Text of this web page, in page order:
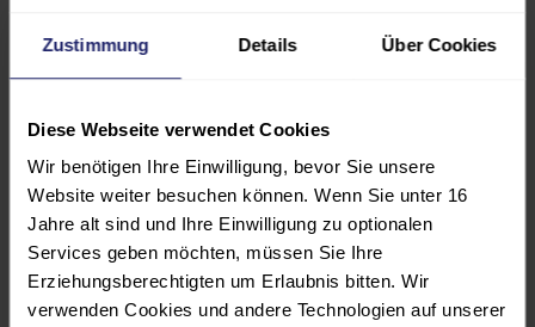
Zustimmung Details Über Cookies
Diese Webseite verwendet Cookies
Wir benötigen Ihre Einwilligung, bevor Sie unsere
Website weiter besuchen können. Wenn Sie unter 16
Jahre alt sind und Ihre Einwilligung zu optionalen
Services geben möchten, müssen Sie Ihre
Erziehungsberechtigten um Erlaubnis bitten. Wir
verwenden Cookies und andere Technologien auf unserer
eine praxisnahe Durchführung von
Prüfungen der elektrischen Anlage
Betriebsmittel.
Sie führen eigene Messungen
selbstständig durch.
Sie können die Prüfungsergebnisse
in einem Prüfbericht